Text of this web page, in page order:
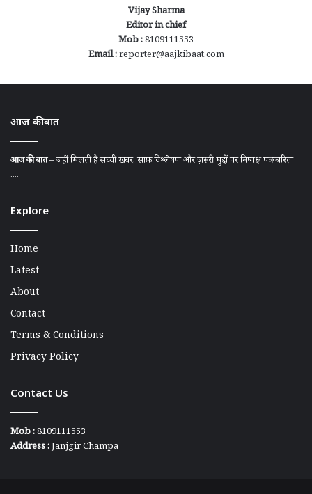
Vijay Sharma
Editor in chief
Mob :8109111553
Email :reporter@aajkibaat.com
आज की बात
आज की बात– जहाँ मिलती है सच्ची खबर, साफ़ विश्लेषण और ज़रूरी मुद्दों पर निष्पक्ष पत्रकारिता
....
Explore
Home
Latest
About
Contact
Terms & Conditions
Privacy Policy
Contact Us
Mob :8109111553
Address :Janjgir Champa